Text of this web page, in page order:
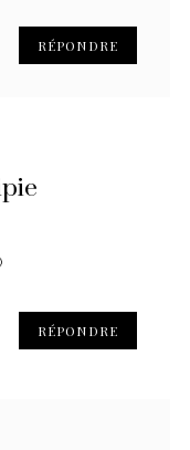
RÉPONDRE
RÉPONDRE